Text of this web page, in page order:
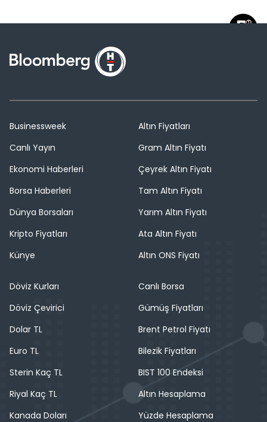
Businessweek
Canlı Yayın
Ekonomi Haberleri
Borsa Haberleri
Dünya Borsaları
Kripto Fiyatları
Künye
Altın Fiyatları
Gram Altın Fiyatı
Çeyrek Altın Fiyatı
Tam Altın Fiyatı
Yarım Altın Fiyatı
Ata Altın Fiyatı
Altın ONS Fiyatı
Döviz Kurları
Döviz Çevirici
Dolar TL
Euro TL
Sterin Kaç TL
Riyal Kaç TL
Kanada Doları
Canlı Borsa
Gümüş Fiyatları
Brent Petrol Fiyatı
Bilezik Fiyatları
BIST 100 Endeksi
Altın Hesaplama
Yüzde Hesaplama